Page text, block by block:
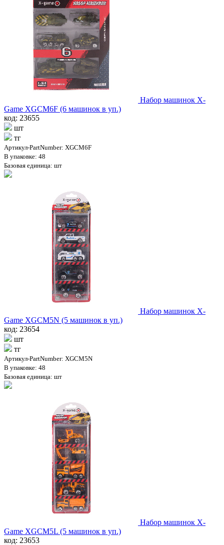
Набор машинок X-
Game XGCM6F (6 машинок в уп.)
код: 23655
шт
тг
Артикул-PartNumber: XGCM6F
В упаковке: 48
Базовая единица: шт
Набор машинок X-
Game XGCM5N (5 машинок в уп.)
код: 23654
шт
тг
Артикул-PartNumber: XGCM5N
В упаковке: 48
Базовая единица: шт
Набор машинок X-
Game XGCM5L (5 машинок в уп.)
код: 23653